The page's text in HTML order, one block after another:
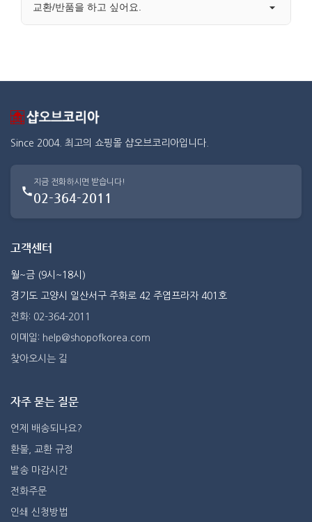
교환/반품을 하고 싶어요.
Since 2004. 최고의 쇼핑몰 샵오브코리아입니다.
지금 전화하시면 받습니다!
02-364-2011
고객센터
월~금 (9시~18시)
경기도 고양시 일산서구 주화로 42 주엽프라자 401호
전화: 02-364-2011
이메일: help@shopofkorea.com
찾아오시는 길
자주 묻는 질문
언제 배송되나요?
환불, 교환 규정
발송 마감시간
전화주문
인쇄 신청방법